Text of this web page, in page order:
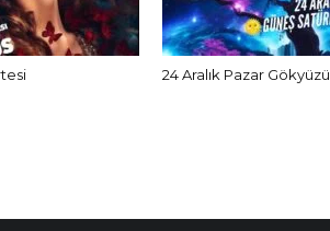
24 Aralık Pazar Gökyüzü